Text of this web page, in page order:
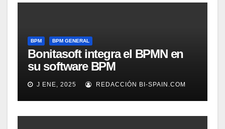
BPM BPM GENERAL
Bonitasoft integra el BPMN en
su software BPM
J ENE, 2025 REDACCIÓN BI-SPAIN.COM